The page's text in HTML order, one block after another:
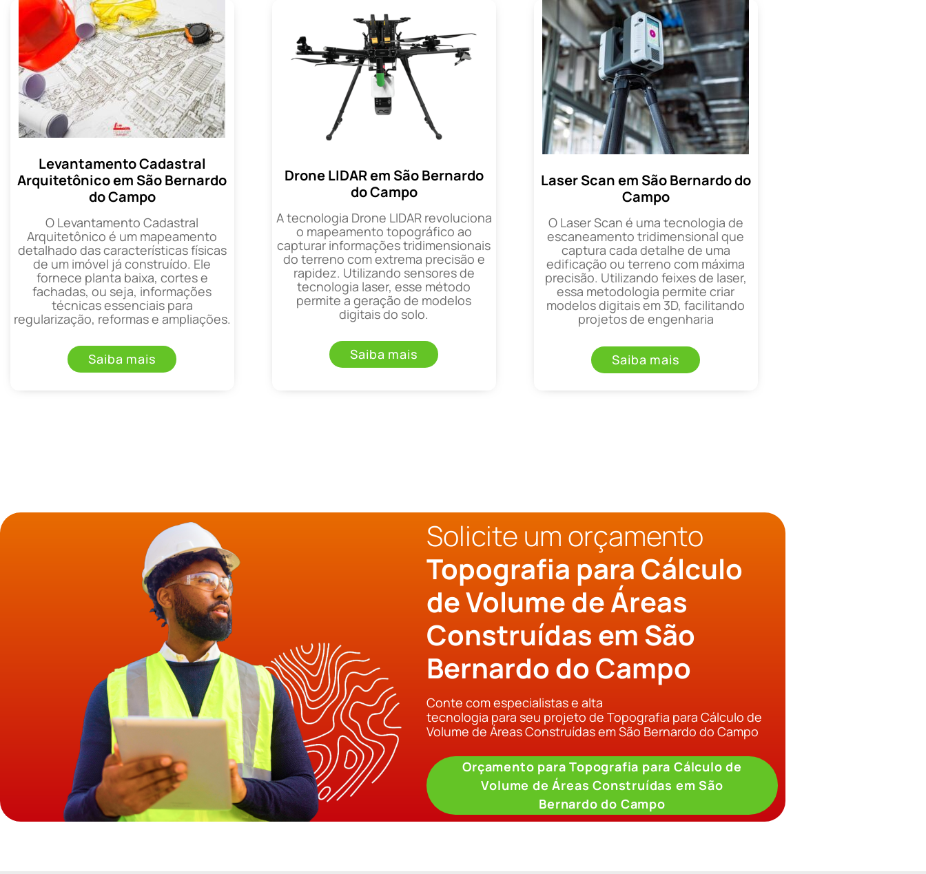
Levantamento Cadastral
Arquitetônico em São Bernardo
do Campo
O Levantamento Cadastral
Arquitetônico é um mapeamento
detalhado das características físicas
de um imóvel já construído. Ele
fornece planta baixa, cortes e
fachadas, ou seja, informações
técnicas essenciais para
regularização, reformas e ampliações.
Saiba mais
Drone LIDAR em São Bernardo
do Campo
A tecnologia Drone LIDAR revoluciona
o mapeamento topográfico ao
capturar informações tridimensionais
do terreno com extrema precisão e
rapidez. Utilizando sensores de
tecnologia laser, esse método
permite a geração de modelos
digitais do solo.
Saiba mais
Laser Scan em São Bernardo do
Campo
O Laser Scan é uma tecnologia de
escaneamento tridimensional que
captura cada detalhe de uma
edificação ou terreno com máxima
precisão. Utilizando feixes de laser,
essa metodologia permite criar
modelos digitais em 3D, facilitando
projetos de engenharia
Saiba mais
Solicite um orçamento
Topografia para Cálculo
de Volume de Áreas
Construídas em São
Bernardo do Campo
Conte com especialistas e alta
tecnologia para seu projeto de Topografia para Cálculo de
Volume de Áreas Construídas em São Bernardo do Campo
Orçamento para Topografia para Cálculo de
Volume de Áreas Construídas em São
Bernardo do Campo